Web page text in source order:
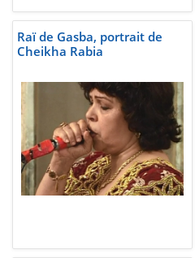
Raï de Gasba, portrait de
Cheikha Rabia